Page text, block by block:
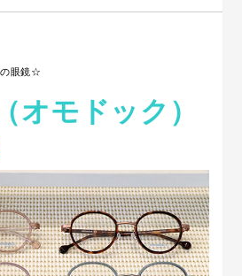
の眼鏡☆
オモドック）